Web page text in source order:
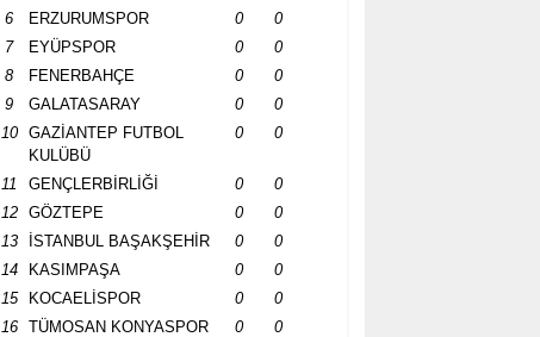
6
ERZURUMSPOR 0
0
7
EYÜPSPOR 0
0
8
FENERBAHÇE 0
0
9
GALATASARAY 0
0
10
GAZİANTEP FUTBOL
KULÜBÜ
0 0
11 GENÇLERBİRLİĞİ 0
0
12
GÖZTEPE 0
0
13
İSTANBUL BAŞAKŞEHİR 0
0
14
KASIMPAŞA 0
0
15
KOCAELİSPOR 0
0
16
TÜMOSAN KONYASPOR 0
0